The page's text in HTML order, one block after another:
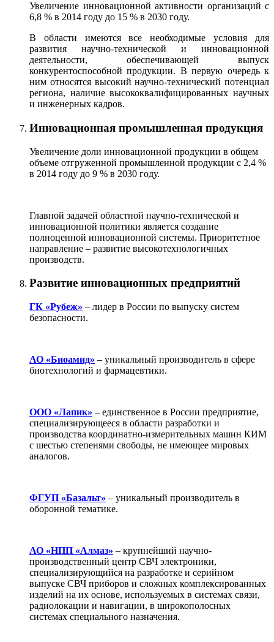
Увеличение инновационной активности организаций с
6,8 % в 2014 году до 15 % в 2030 году.
В области имеются все необходимые условия для
развития научно-технической и инновационной
деятельности, обеспечивающей выпуск
конкурентоспособной продукции. В первую очередь к
ним относятся высокий научно-технический потенциал
региона, наличие высококвалифицированных научных
и инженерных кадров.
Инновационная промышленная продукция
Увеличение доли инновационной продукции в общем
объеме отгруженной промышленной продукции с 2,4 %
в 2014 году до 9 % в 2030 году.
Главной задачей областной научно-технической и
инновационной политики является создание
полноценной инновационной системы. Приоритетное
направление – развитие высокотехнологичных
производств.
Развитие инновационных предприятий
ГК «Рубеж» – лидер в России по выпуску систем
безопасности.
АО «Биоамид» – уникальный производитель в сфере
биотехнологий и фармацевтики.
ООО «Лапик» – единственное в России предприятие,
специализирующееся в области разработки и
производства координатно-измерительных машин КИМ
с шестью степенями свободы, не имеющее мировых
аналогов.
ФГУП «Базальт» – уникальный производитель в
оборонной тематике.
АО «НПП «Алмаз» – крупнейший научно-
производственный центр СВЧ электроники,
специализирующийся на разработке и серийном
выпуске СВЧ приборов и сложных комплексированных
изделий на их основе, используемых в системах связи,
радиолокации и навигации, в широкополосных
системах специального назначения.